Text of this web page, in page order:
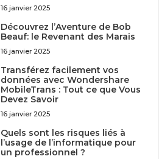
16 janvier 2025
Découvrez l’Aventure de Bob
Beauf: le Revenant des Marais
16 janvier 2025
Transférez facilement vos
données avec Wondershare
MobileTrans : Tout ce que Vous
Devez Savoir
16 janvier 2025
Quels sont les risques liés à
l’usage de l’informatique pour
un professionnel ?